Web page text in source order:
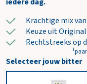
Krachtige mix
Keuze uit
Rechtstreeks op
1
Selecteer jouw bitter